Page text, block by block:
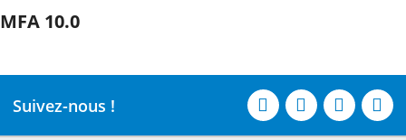
MFA 10.0
Suivez-nous !